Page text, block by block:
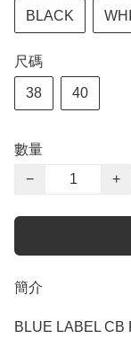
BLACK
尺碼
38 40
數量
−
+
簡介
BLUE LABEL CB